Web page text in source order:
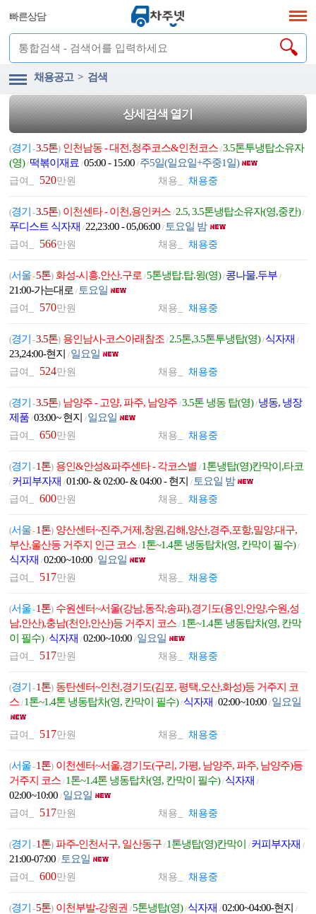
빠른상담
채용공고 > 검색
상세검색 열기
(경기 -3.5톤) 인천남동 - 대전,청주코스&인천코스/3.5톤투냉탑소유자
(영)/ 떡볶이재료/05:00 - 15:00/ 주5일(일요일+주중1일)
급여_ 520만원 채용_ 채용중
(경기 -3.5톤) 이천센타 - 이천,용인커스/ 2.5, 3.5톤냉탑소유자(영,중칸)/
푸디스트 식자재/ 22,23:00 - 05,06:00/ 토요일 밤
급여_ 566만원 채용_ 채용중
(서울-5톤) 화성-시흥.안산.구로/5톤냉탑.탑.윙(영)/ 콩나물.두부/
21:00-가는대로/ 토요일
급여_ 570만원 채용_ 채용중
(경기 -3.5톤) 용인남사-코스아래참조/ 2.5톤,3.5톤투냉탑(영)/ 식자재/
23,24:00-현지/ 일요일
급여_ 524만원 채용_ 채용중
(경기 -3.5톤) 남양주 - 고양, 파주, 남양주/3.5톤 냉동 탑(영)/ 냉동, 냉장
제품/03:00~ 현지/ 일요일
급여_650만원 채용_ 채용중
(경기 -1톤) 용인&안성&파주센타 - 각코스별/ 1톤냉탑(영)칸막이,타코
/ 커피부자재/01:00- & 02:00- & 04:00 - 현지/ 토요일 밤
급여_600만원 채용_ 채용중
(서울-1톤) 양산센터~진주,거제,창원,김해,양산,경주,포항,밀양,대구,
부산,울산등 거주지 인근 코스/ 1톤~1.4톤 냉동탑차(영, 칸막이 필수)/
식자재/02:00~10:00/ 일요일
급여_ 517만원 채용_ 채용중
(서울-1톤) 수원센터~서울(강남,동작,송파),경기도(용인,안양,수원,성
남,안산),충남(천안,안산)등 거주지 코스/ 1톤~1.4톤 냉동탑차(영, 칸막
이 필수)/ 식자재/02:00~10:00/ 일요일
급여_ 517만원 채용_ 채용중
(경기 -1톤) 동탄센터~인천,경기도(김포, 평택,오산,화성)등 거주지 코
스/ 1톤~1.4톤 냉동탑차(영, 칸막이 필수)/ 식자재/02:00~10:00/ 일요일
급여_ 517만원 채용_ 채용중
(서울-1톤) 이천센터~서울,경기도(구리, 가평, 남양주, 파주, 남양주)등
거주지 코스/ 1톤~1.4톤 냉동탑차(영, 칸막이 필수)/ 식자재/
02:00~10:00/ 일요일
급여_ 517만원 채용_ 채용중
(경기 -1톤) 파주-인천서구, 일산동구/ 1톤냉탑(영)칸막이/ 커피부자재/
21:00-07:00/ 토요일
급여_600만원 채용_ 채용중
(경기 -5톤) 이천부발-강원권/5톤냉탑(영)/ 식자재/02:00~04:00-현지/